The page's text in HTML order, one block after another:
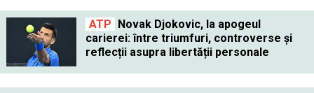
ATP Novak Djokovic, la apogeul
carierei: între triumfuri, controverse și
reflecții asupra libertății personale